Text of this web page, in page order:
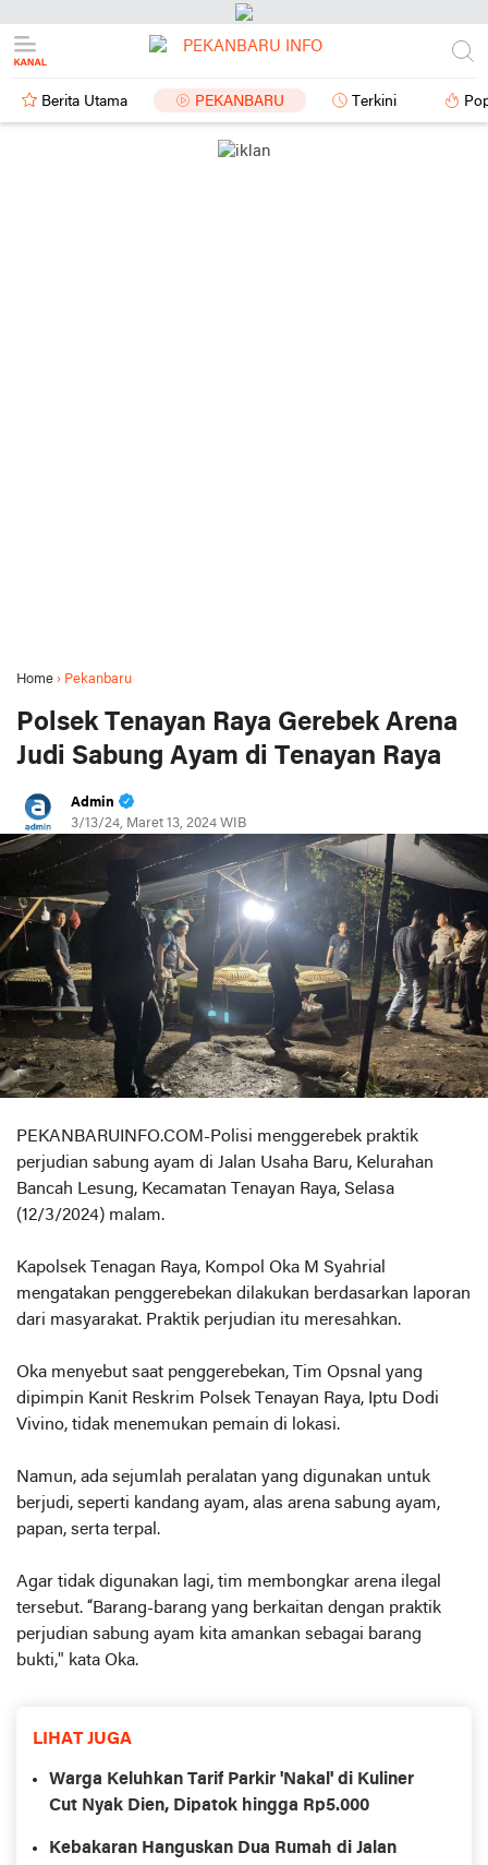
Berita Utama PEKANBARU Terkini
Home › Pekanbaru
Polsek Tenayan Raya Gerebek Arena
Judi Sabung Ayam di Tenayan Raya
Admin
3/13/24, Maret 13, 2024 WIB
PEKANBARUINFO.COM-Polisi menggerebek praktik
perjudian sabung ayam di Jalan Usaha Baru, Kelurahan
Bancah Lesung, Kecamatan Tenayan Raya, Selasa
(12/3/2024) malam.
Kapolsek Tenagan Raya, Kompol Oka M Syahrial
mengatakan penggerebekan dilakukan berdasarkan laporan
dari masyarakat. Praktik perjudian itu meresahkan.
Oka menyebut saat penggerebekan, Tim Opsnal yang
dipimpin Kanit Reskrim Polsek Tenayan Raya, Iptu Dodi
Vivino, tidak menemukan pemain di lokasi.
Namun, ada sejumlah peralatan yang digunakan untuk
berjudi, seperti kandang ayam, alas arena sabung ayam,
papan, serta terpal.
Agar tidak digunakan lagi, tim membongkar arena ilegal
tersebut. “Barang-barang yang berkaitan dengan praktik
perjudian sabung ayam kita amankan sebagai barang
bukti," kata Oka.
LIHAT JUGA
Warga Keluhkan Tarif Parkir 'Nakal' di Kuliner
Cut Nyak Dien, Dipatok hingga Rp5.000
Kebakaran Hanguskan Dua Rumah di Jalan